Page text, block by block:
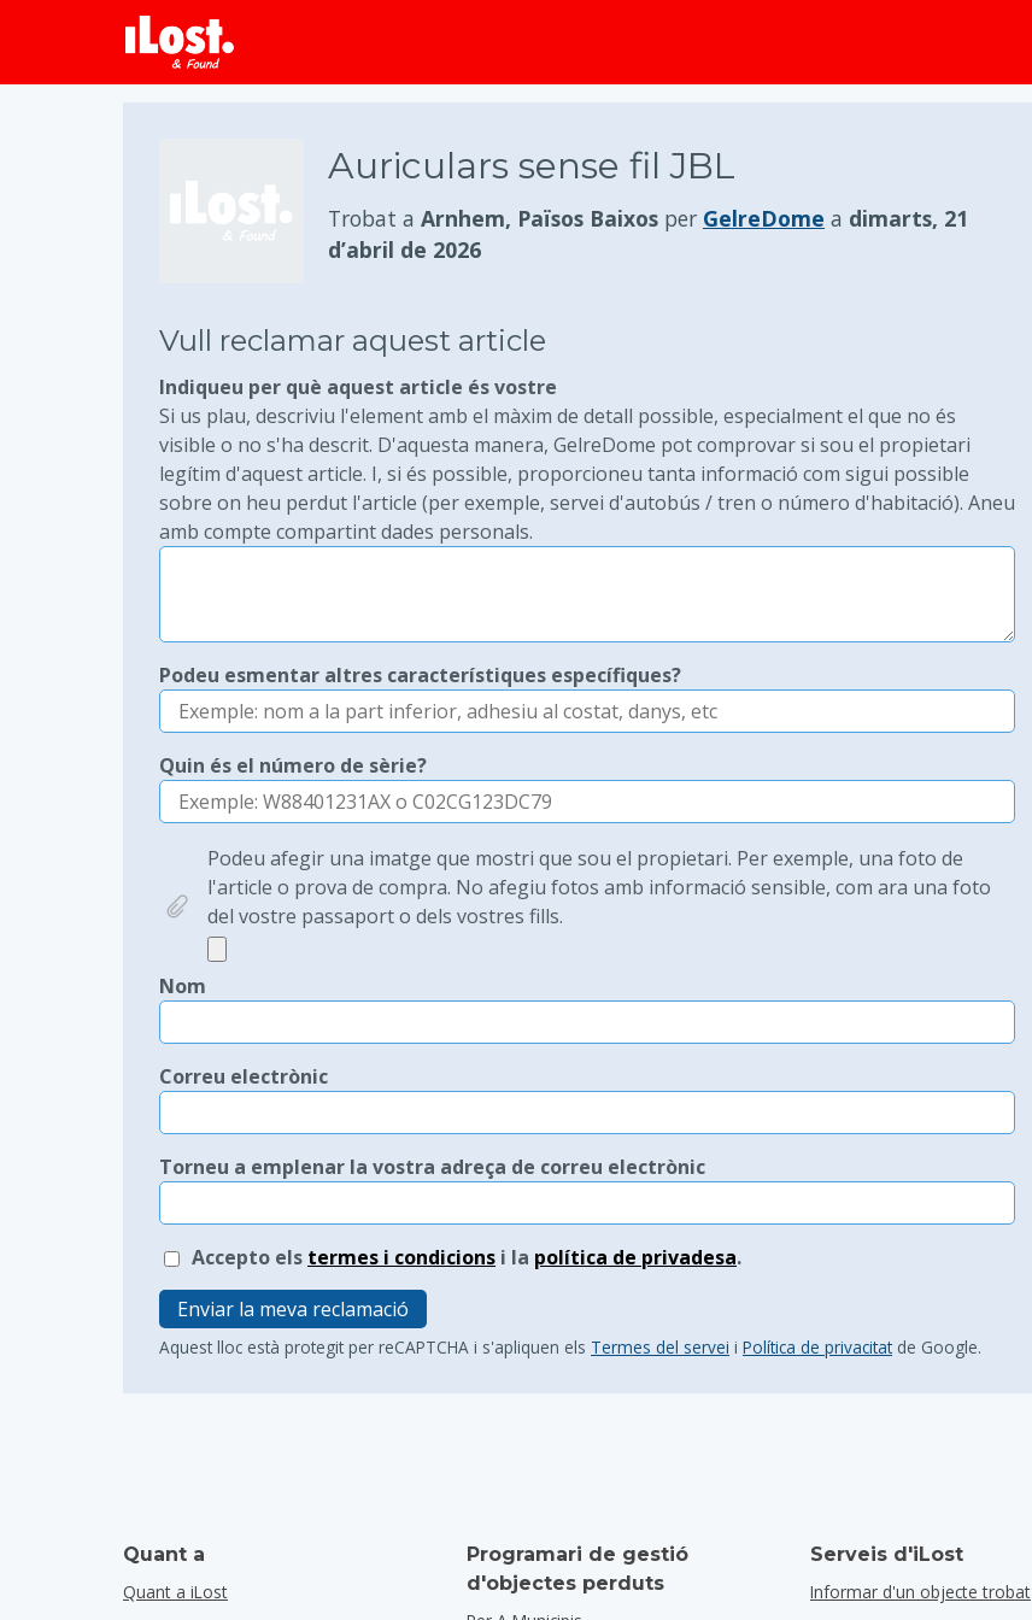
Auriculars sense fil JBL
Trobat a Arnhem, Països Baixos per GelreDome a dimarts, 21
d’abril de 2026
Vull reclamar aquest article
Indiqueu per què aquest article és vostre
Si us plau, descriviu l'element amb el màxim de detall possible, especialment el que no és
visible o no s'ha descrit. D'aquesta manera, GelreDome pot comprovar si sou el propietari
legítim d'aquest article. I, si és possible, proporcioneu tanta informació com sigui possible
sobre on heu perdut l'article (per exemple, servei d'autobús / tren o número d'habitació). Aneu
amb compte compartint dades personals.
Podeu esmentar altres característiques específiques?
Quin és el número de sèrie?
Podeu afegir una imatge que mostri que sou el propietari. Per exemple, una foto de
l'article o prova de compra. No afegiu fotos amb informació sensible, com ara una foto
del vostre passaport o dels vostres fills.
Nom
Correu electrònic
Torneu a emplenar la vostra adreça de correu electrònic
Accepto els termes i condicions i la política de privadesa.
Enviar la meva reclamació
Aquest lloc està protegit per reCAPTCHA i s'apliquen els Termes del servei i Política de privacitatde Google.
Quant a
Quant a iLost
Programari de gestió
d'objectes perduts
Serveis d'iLost
Informar d'un objecte trobat